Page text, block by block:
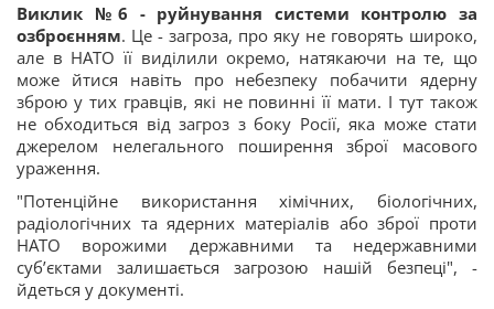
Виклик №6 - руйнування системи контролю за
озброєнням. Це - загроза, про яку не говорять широко,
але в НАТО її виділили окремо, натякаючи на те, що
може йтися навіть про небезпеку побачити ядерну
зброю у тих гравців, які не повинні її мати. І тут також
не обходиться від загроз з боку Росії, яка може стати
джерелом нелегального поширення зброї масового
ураження.
"Потенційне використання хімічних, біологічних,
радіологічних та ядерних матеріалів або зброї проти
НАТО ворожими державними та недержавними
суб’єктами залишається загрозою нашій безпеці", -
йдеться у документі.